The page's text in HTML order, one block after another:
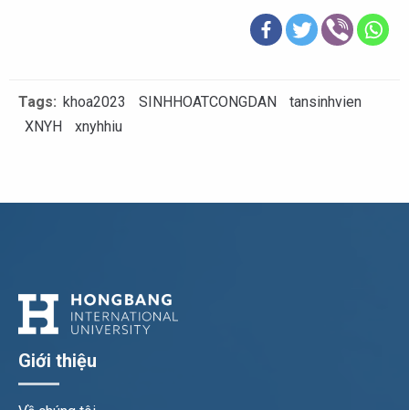
Tags: khoa2023 SINHHOATCONGDAN
tansinhvien
XNYH
xnyhhiu
Giới thiệu